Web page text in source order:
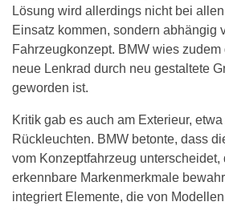
Lösung wird allerdings nicht bei
Einsatz kommen, sondern abhängig
Fahrzeugkonzept. BMW wies
neue Lenkrad durch neu gestaltete
geworden ist.
Kritik gab es auch am Exterieur,
Rückleuchten. BMW betonte, dass
vom Konzeptfahrzeug unterscheidet,
erkennbare Markenmerkmale
integriert Elemente, die von